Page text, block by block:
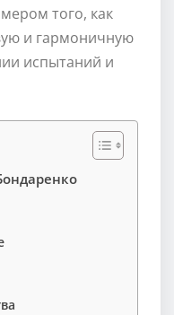
того, как
и гармоничную
испытаний и